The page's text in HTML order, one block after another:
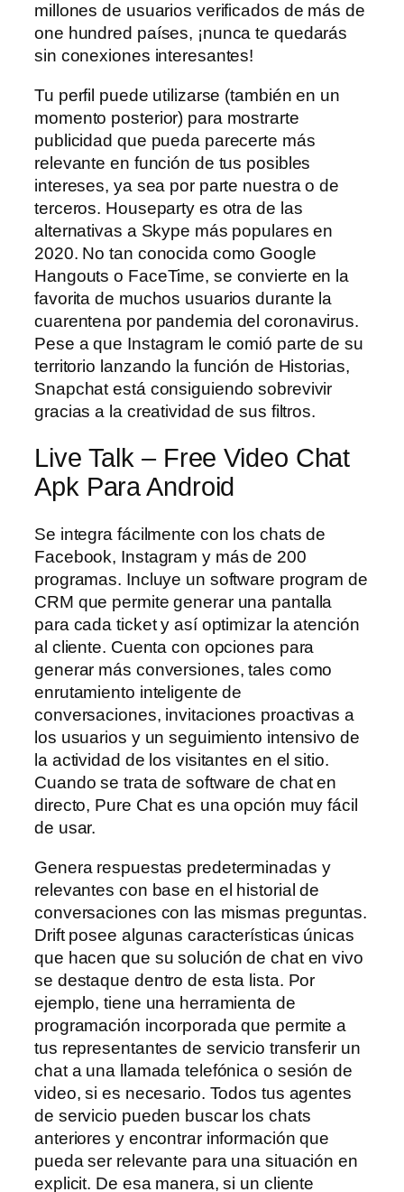
millones de usuarios verificados de más de
one hundred países, ¡nunca te quedarás
sin conexiones interesantes!
Tu perfil puede utilizarse (también en un
momento posterior) para mostrarte
publicidad que pueda parecerte más
relevante en función de tus posibles
intereses, ya sea por parte nuestra o de
terceros. Houseparty es otra de las
alternativas a Skype más populares en
2020. No tan conocida como Google
Hangouts o FaceTime, se convierte en la
favorita de muchos usuarios durante la
cuarentena por pandemia del coronavirus.
Pese a que Instagram le comió parte de su
territorio lanzando la función de Historias,
Snapchat está consiguiendo sobrevivir
gracias a la creatividad de sus filtros.
Live Talk – Free Video Chat
Apk Para Android
Se integra fácilmente con los chats de
Facebook, Instagram y más de 200
programas. Incluye un software program de
CRM que permite generar una pantalla
para cada ticket y así optimizar la atención
al cliente. Cuenta con opciones para
generar más conversiones, tales como
enrutamiento inteligente de
conversaciones, invitaciones proactivas a
los usuarios y un seguimiento intensivo de
la actividad de los visitantes en el sitio.
Cuando se trata de software de chat en
directo, Pure Chat es una opción muy fácil
de usar.
Genera respuestas predeterminadas y
relevantes con base en el historial de
conversaciones con las mismas preguntas.
Drift posee algunas características únicas
que hacen que su solución de chat en vivo
se destaque dentro de esta lista. Por
ejemplo, tiene una herramienta de
programación incorporada que permite a
tus representantes de servicio transferir un
chat a una llamada telefónica o sesión de
video, si es necesario. Todos tus agentes
de servicio pueden buscar los chats
anteriores y encontrar información que
pueda ser relevante para una situación en
explicit. De esa manera, si un cliente